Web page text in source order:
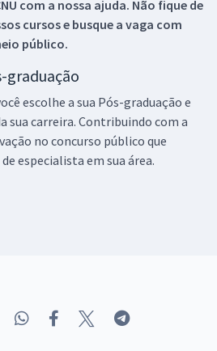
com a nossa ajuda. Não fique de
cursos e busque a vaga com
público.
graduação
escolhe a sua Pós-graduação e
sua carreira. Contribuindo com a
no concurso público que
especialista em sua área.